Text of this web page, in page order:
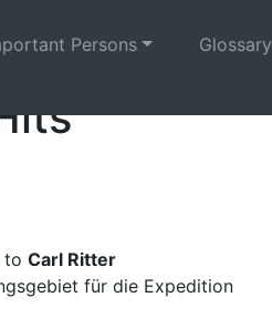
Persons Glossary
to Carl Ritter
für die Expedition